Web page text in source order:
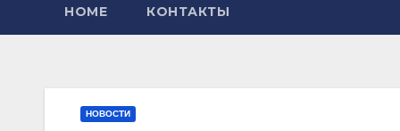
HOME КОНТАКТЫ
НОВОСТИ